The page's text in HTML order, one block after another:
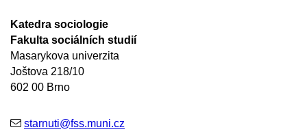
Katedra sociologie
Fakulta sociálních studií
Masarykova univerzita
Joštova 218/10
602 00 Brno
starnuti@fss.muni.cz